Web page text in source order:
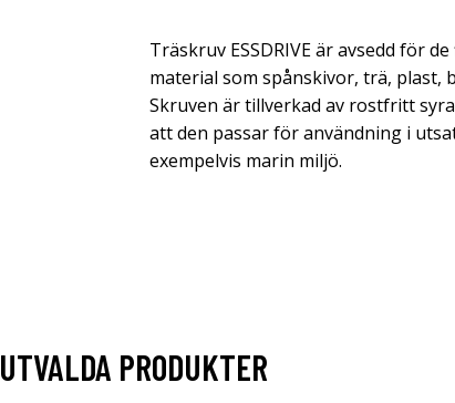
Träskruv ESSDRIVE är avsedd för
material som spånskivor, trä, plast,
Skruven är tillverkad av rostfritt
att den passar för användning i
exempelvis marin miljö.
UTVALDA PRODUKTER